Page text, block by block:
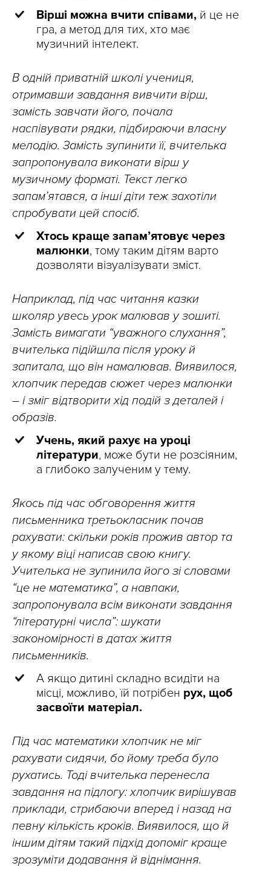
Вірші можна вчити співами, й це не
гра, а метод для тих, хто має
музичний інтелект.
В одній приватній школі учениця,
отримавши завдання вивчити вірш,
замість завчати його, почала
наспівувати рядки, підбираючи власну
мелодію. Замість зупинити її, вчителька
запропонувала виконати вірш у
музичному форматі. Текст легко
запам’ятався, а інші діти теж захотіли
спробувати цей спосіб.
Хтось краще запам’ятовує через
малюнки, тому таким дітям варто
дозволяти візуалізувати зміст.
Наприклад, під час читання казки
школяр увесь урок малював у зошиті.
Замість вимагати “уважного слухання”,
вчителька підійшла після уроку й
запитала, що він намалював. Виявилося,
хлопчик передав сюжет через малюнки
– і зміг відтворити хід подій з деталей і
образів.
Учень, який рахує на уроці
літератури, може бути не розсіяним,
а глибоко залученим у тему.
Якось під час обговорення життя
письменника третьокласник почав
рахувати: скільки років прожив автор та
у якому віці написав свою книгу.
Учителька не зупинила його зі словами
“це не математика”, а навпаки,
запропонувала всім виконати завдання
“літературні числа”: шукати
закономірності в датах життя
письменників.
А якщо дитині складно всидіти на
місці, можливо, їй потрібен рух, щоб
засвоїти матеріал.
Під час математики хлопчик не міг
рахувати сидячи, бо йому треба було
рухатись. Тоді вчителька перенесла
завдання на підлогу: хлопчик вирішував
приклади, стрибаючи вперед і назад на
певну кількість кроків. Виявилося, що й
іншим дітям такий підхід допоміг краще
зрозуміти додавання й віднімання.